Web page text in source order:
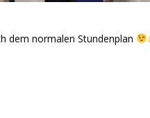
dem normalen Stundenplan